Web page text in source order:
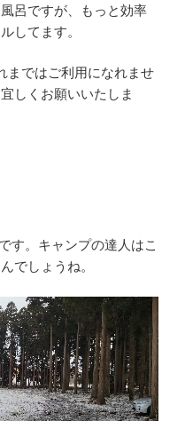
呂ですが、もっと効率
してます。
まではご利用になれませ
しくお願いいたしま
す。キャンプの達人はこ
でしょうね。